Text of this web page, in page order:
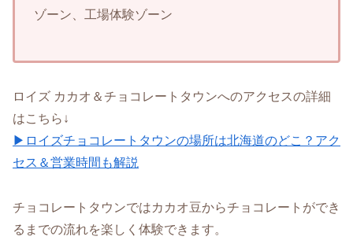
ゾーン、工場体験ゾーン
ロイズ カカオ＆チョコレートタウンへのアクセスの詳細
はこちら↓
▶ロイズチョコレートタウンの場所は北海道のどこ？アク
セス＆営業時間も解説
チョコレートタウンではカカオ豆からチョコレートができ
るまでの流れを楽しく体験できます。